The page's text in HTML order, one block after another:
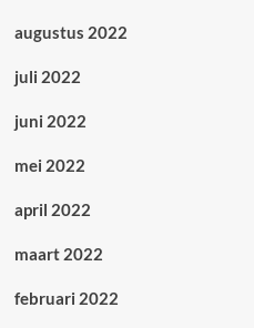
augustus 2022
juli 2022
juni 2022
mei 2022
april 2022
maart 2022
februari 2022